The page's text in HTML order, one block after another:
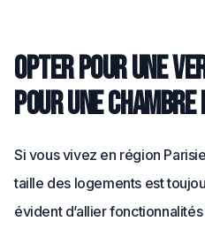
Opter pour une
pour une
Si vous vivez en région
taille des logements est
évident d’allier